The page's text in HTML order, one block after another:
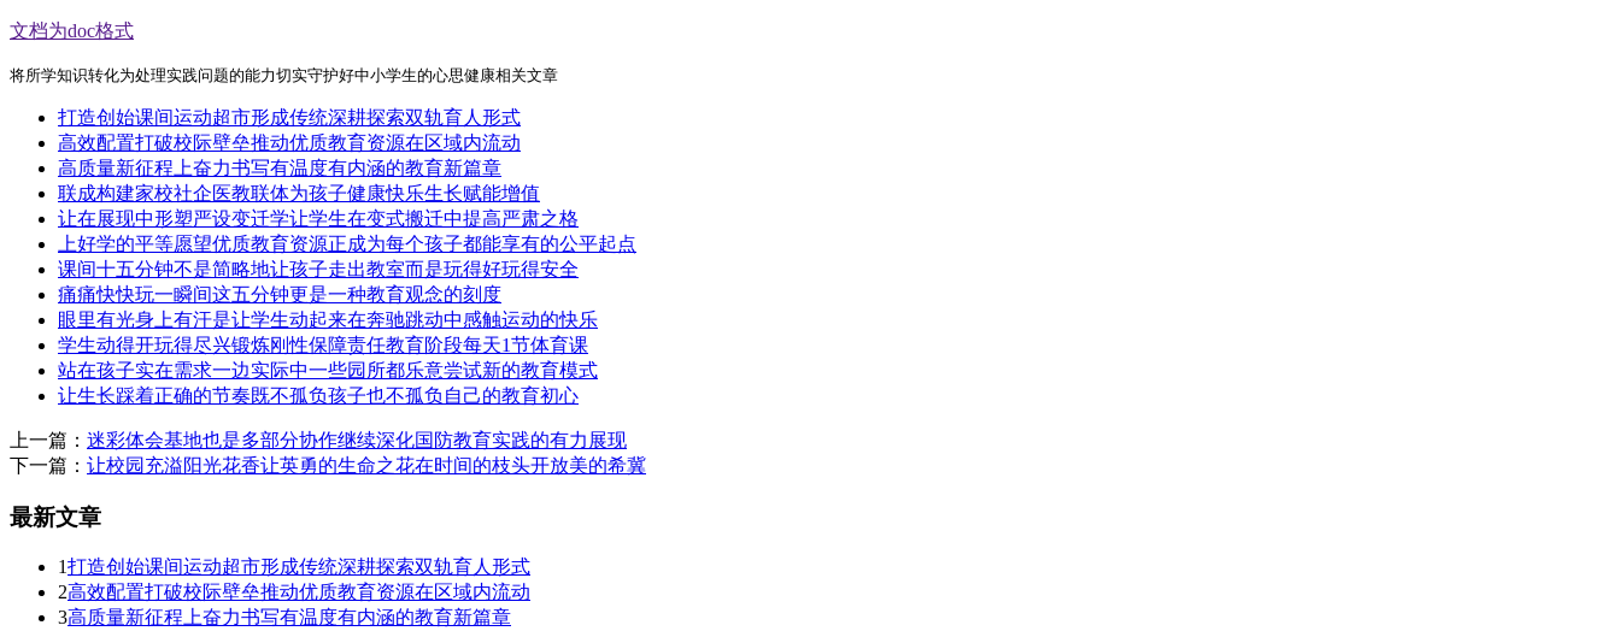
文档为doc格式
将所学知识转化为处理实践问题的能力切实守护好中小学生的心思健康相关文章
打造创始课间运动超市形成传统深耕探索双轨育人形式
高效配置打破校际壁垒推动优质教育资源在区域内流动
高质量新征程上奋力书写有温度有内涵的教育新篇章
联成构建家校社企医教联体为孩子健康快乐生长赋能增值
让在展现中形塑严设变迁学让学生在变式搬迁中提高严肃之格
上好学的平等愿望优质教育资源正成为每个孩子都能享有的公平起点
课间十五分钟不是简略地让孩子走出教室而是玩得好玩得安全
痛痛快快玩一瞬间这五分钟更是一种教育观念的刻度
眼里有光身上有汗是让学生动起来在奔驰跳动中感触运动的快乐
学生动得开玩得尽兴锻炼刚性保障责任教育阶段每天1节体育课
站在孩子实在需求一边实际中一些园所都乐意尝试新的教育模式
让生长踩着正确的节奏既不孤负孩子也不孤负自己的教育初心
上一篇： 迷彩体会基地也是多部分协作继续深化国防教育实践的有力展现
下一篇： 让校园充溢阳光花香让英勇的生命之花在时间的枝头开放美的希冀
最新文章
1打造创始课间运动超市形成传统深耕探索双轨育人形式
2高效配置打破校际壁垒推动优质教育资源在区域内流动
3高质量新征程上奋力书写有温度有内涵的教育新篇章